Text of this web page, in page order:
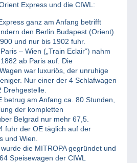
Express und die CIWL:
ganz am Anfang betrifft
den Berlin Budapest (Orient)
und nur bis 1902 fuhr.
– Wien („Train Eclair“) nahm
ab Paris auf. Die
war luxuriös, der unruhige
Nur einer der 4 Schlafwagen
Drehgestelle.
betrug am Anfang ca. 80 Stunden,
der kompletten
Belgrad nur mehr 67,5.
fuhr der OE täglich auf der
und Wien.
die MITROPA gegründet und
Speisewagen der CIWL